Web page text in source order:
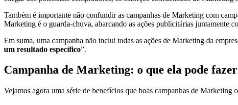
Também é importante não confundir as campanhas de Marketing com
Marketing é o guarda-chuva, abarcando as ações publicitárias juntamente
Em suma, uma campanha não inclui todas as ações de Marketing da
um resultado específico”.
Campanha de Marketing: o que ela pode
Vejamos agora uma série de benefícios que boas campanhas de Marketing